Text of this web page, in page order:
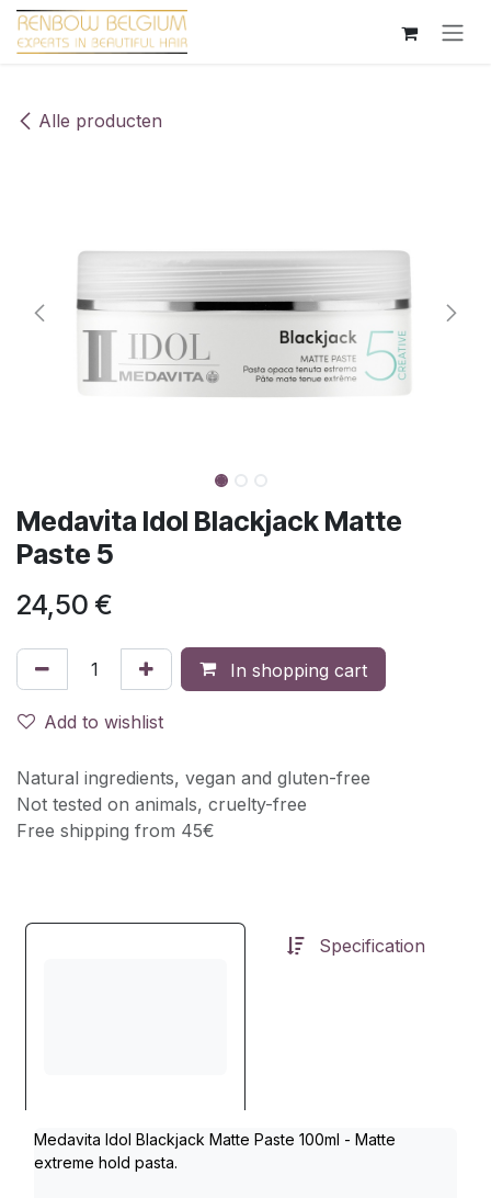
Overslaan naar inhoud
Alle producten
Medavita Idol Blackjack Matte
Paste 5
24,50 €
In shopping cart
Add to wishlist
Natural ingredients, vegan and gluten-free
Not tested on animals, cruelty-free
Free shipping from 45€
Specification
Medavita Idol Blackjack Matte Paste 100ml - Matte
extreme hold pasta.